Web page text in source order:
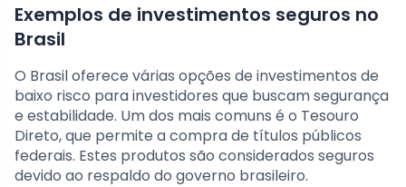
Exemplos de investimentos seguros no
Brasil
O Brasil oferece várias opções de investimentos de
baixo risco para investidores que buscam segurança
e estabilidade. Um dos mais comuns é o Tesouro
Direto, que permite a compra de títulos públicos
federais. Estes produtos são considerados seguros
devido ao respaldo do governo brasileiro.